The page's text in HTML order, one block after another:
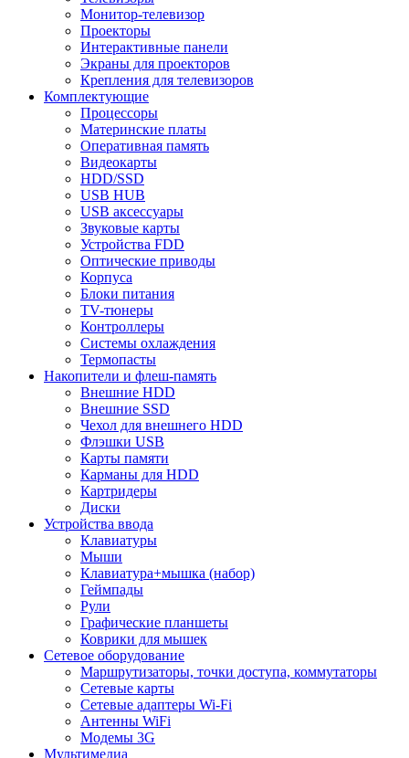
Монитор-телевизор
Проекторы
Интерактивные панели
Экраны для проекторов
Крепления для телевизоров
Комплектующие
Процессоры
Материнские платы
Оперативная память
Видеокарты
HDD/SSD
USB HUB
USB аксессуары
Звуковые карты
Устройства FDD
Оптические приводы
Корпуса
Блоки питания
TV-тюнеры
Контроллеры
Системы охлаждения
Термопасты
Накопители и флеш-память
Внешние HDD
Внешние SSD
Чехол для внешнего HDD
Флэшки USB
Карты памяти
Карманы для HDD
Картридеры
Диски
Устройства ввода
Клавиатуры
Мыши
Клавиатура+мышка (набор)
Геймпады
Рули
Графические планшеты
Коврики для мышек
Сетевое оборудование
Маршрутизаторы, точки доступа, коммутаторы
Сетевые карты
Сетевые адаптеры Wi-Fi
Антенны WiFi
Модемы 3G
Мультимедиа